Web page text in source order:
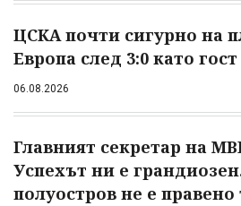
ЦСКА почти сигурно на
Европа след 3:0 като
06.08.2026
Главният секретар на
Успехът ни е
полуостров не е